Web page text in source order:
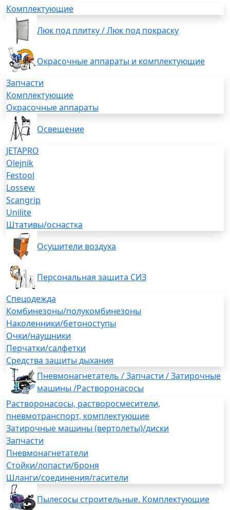
Комплектующие
Люк под плитку / Люк под покраску
Окрасочные аппараты и комплектующие
Запчасти
Комплектующие
Окрасочные аппараты
Освещение
JETAPRO
Olejnik
Festool
Lossew
Scangrip
Unilite
Штативы/оснастка
Осушители воздуха
Персональная защита СИЗ
Спецодежда
Комбинезоны/полукомбинезоны
Наколенники/бетоноступы
Очки/наушники
Перчатки/салфетки
Средства защиты дыхания
Пневмонагнетатель / Запчасти / Затирочные
машины /Растворонасосы
Растворонасосы, растворосмесители,
пневмотранспорт, комплектующие
Затирочные машины (вертолеты)/диски
Запчасти
Пневмонагнетатели
Стойки/лопасти/броня
Шланги/соединения/гасители
Пылесосы строительные. Комплектующие